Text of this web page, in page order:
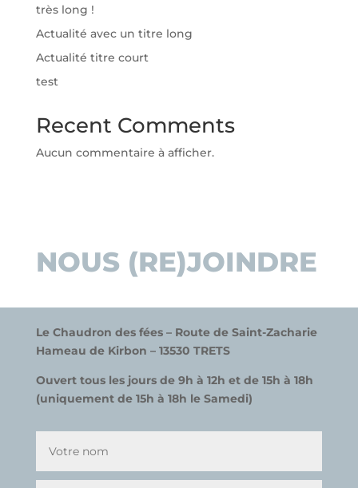
très long !
Actualité avec un titre long
Actualité titre court
test
Recent Comments
Aucun commentaire à afficher.
NOUS (RE)JOINDRE
Le Chaudron des fées – Route de Saint-Zacharie
Hameau de Kirbon – 13530 TRETS
Ouvert tous les jours de 9h à 12h et de 15h à 18h
(uniquement de 15h à 18h le Samedi)